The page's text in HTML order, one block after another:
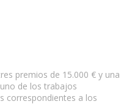
premios de 15.000 € y una
de los trabajos
correspondientes a los